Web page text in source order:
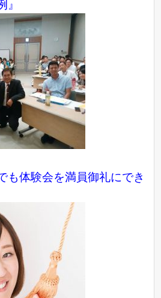
』
も体験会を満員御礼にでき